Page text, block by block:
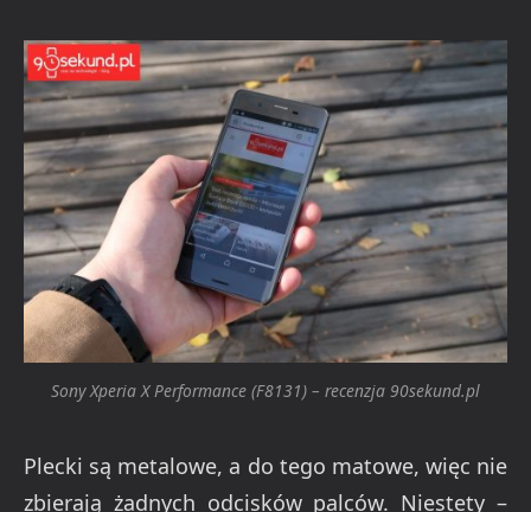
Sony Xperia X Performance (F8131) – recenzja 90sekund.pl
Plecki są metalowe, a do tego matowe, więc nie
zbierają żadnych odcisków palców. Niestety –